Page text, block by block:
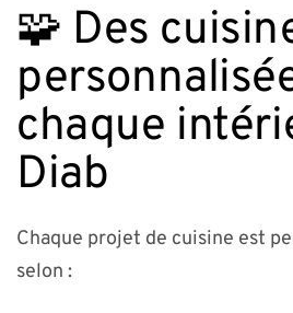
🧩 Des
chaque
Diab
Chaque projet de cuisine est
selon :